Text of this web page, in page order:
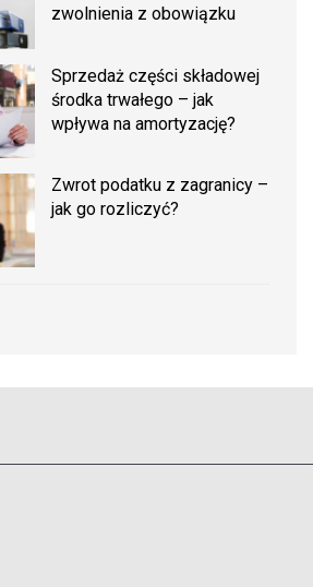
zwolnienia z obowiązku
Sprzedaż części składowej
środka trwałego – jak
wpływa na amortyzację?
Zwrot podatku z zagranicy –
jak go rozliczyć?